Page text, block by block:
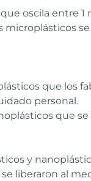
oscila entre
que los
personal.
que
y
liberaron al